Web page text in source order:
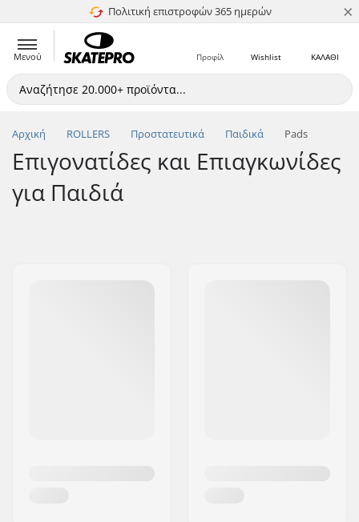
Πολιτική επιστροφών 365 ημερών
4.8 στα 5 ×
Μενού ΚΑΛΑΘΙ
Wishlist
Προφίλ
Αρχική ROLLERS Προστατευτικά Παιδικά Pads
Επιγονατίδες και Επιαγκωνίδες
για Παιδιά